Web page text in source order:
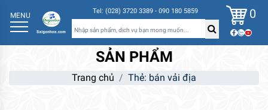
MENU Tel: (028) 3720 3389 - 090 180 5859 0
SẢN PHẨM
Trang chủ Thẻ: bán vải địa